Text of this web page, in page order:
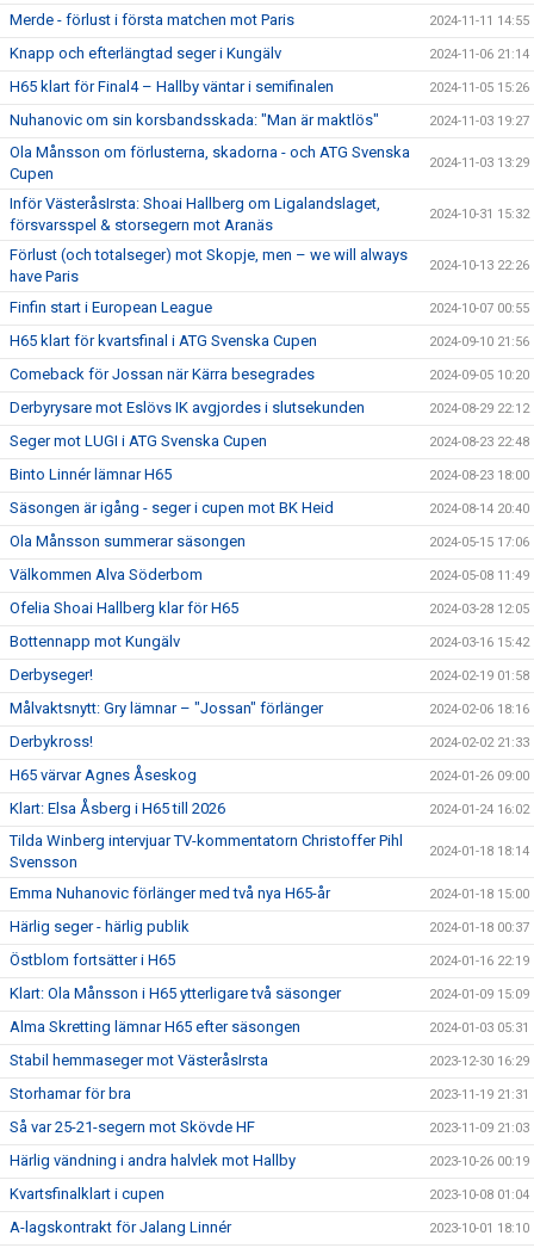
Merde - förlust i första matchen mot Paris 2024-11-11 14:55
Knapp och efterlängtad seger i Kungälv 2024-11-06 21:14
H65 klart för Final4 – Hallby väntar i semifinalen 2024-11-05 15:26
Nuhanovic om sin korsbandsskada: "Man är maktlös" 2024-11-03 19:27
Ola Månsson om förlusterna, skadorna - och ATG Svenska
Cupen
2024-11-03 13:29
Inför VästeråsIrsta: Shoai Hallberg om Ligalandslaget,
försvarsspel & storsegern mot Aranäs
2024-10-31 15:32
Förlust (och totalseger) mot Skopje, men – we will always
have Paris
2024-10-13 22:26
Finfin start i European League 2024-10-07 00:55
H65 klart för kvartsfinal i ATG Svenska Cupen 2024-09-10 21:56
Comeback för Jossan när Kärra besegrades 2024-09-05 10:20
Derbyrysare mot Eslövs IK avgjordes i slutsekunden 2024-08-29 22:12
Seger mot LUGI i ATG Svenska Cupen 2024-08-23 22:48
Binto Linnér lämnar H65 2024-08-23 18:00
Säsongen är igång - seger i cupen mot BK Heid 2024-08-14 20:40
Ola Månsson summerar säsongen 2024-05-15 17:06
Välkommen Alva Söderbom 2024-05-08 11:49
Ofelia Shoai Hallberg klar för H65 2024-03-28 12:05
Bottennapp mot Kungälv 2024-03-16 15:42
Derbyseger! 2024-02-19 01:58
Målvaktsnytt: Gry lämnar – "Jossan" förlänger 2024-02-06 18:16
Derbykross! 2024-02-02 21:33
H65 värvar Agnes Åseskog 2024-01-26 09:00
Klart: Elsa Åsberg i H65 till 2026 2024-01-24 16:02
Tilda Winberg intervjuar TV-kommentatorn Christoffer Pihl
Svensson
2024-01-18 18:14
Emma Nuhanovic förlänger med två nya H65-år 2024-01-18 15:00
Härlig seger - härlig publik 2024-01-18 00:37
Östblom fortsätter i H65 2024-01-16 22:19
Klart: Ola Månsson i H65 ytterligare två säsonger 2024-01-09 15:09
Alma Skretting lämnar H65 efter säsongen 2024-01-03 05:31
Stabil hemmaseger mot VästeråsIrsta 2023-12-30 16:29
Storhamar för bra 2023-11-19 21:31
Så var 25-21-segern mot Skövde HF 2023-11-09 21:03
Härlig vändning i andra halvlek mot Hallby 2023-10-26 00:19
Kvartsfinalklart i cupen 2023-10-08 01:04
A-lagskontrakt för Jalang Linnér 2023-10-01 18:10